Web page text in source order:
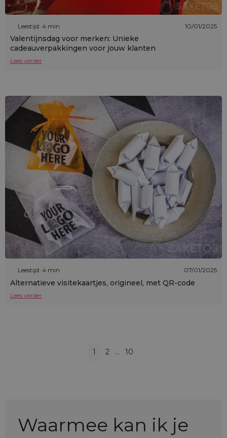
Leestijd: 4 min 10/01/2025
Valentijnsdag voor merken: Unieke
cadeauverpakkingen voor jouw klanten
Lees verder
Leestijd: 4 min 07/01/2025
Alternatieve visitekaartjes, origineel, met QR-code
Lees verder
1 2 … 10
Waarmee kan ik je